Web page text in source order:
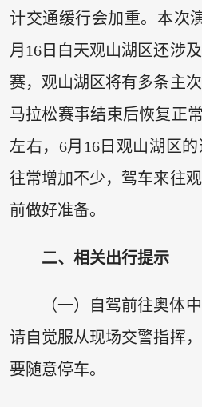
计交通缓行会加重。本次
月16日白天观山湖区还涉
赛，观山湖区将有多条主
马拉松赛事结束后恢复正
左右，6月16日观山湖区
往常增加不少，驾车来往
前做好准备。
二、相关出行提示
（一）自驾前往奥体
请自觉服从现场交警指挥
要随意停车。